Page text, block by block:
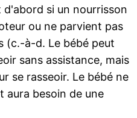
d'abord si un nourrisson
ou ne parvient pas
(c.-à-d. Le bébé peut
sans assistance, mais
se rasseoir. Le bébé ne
aura besoin de une